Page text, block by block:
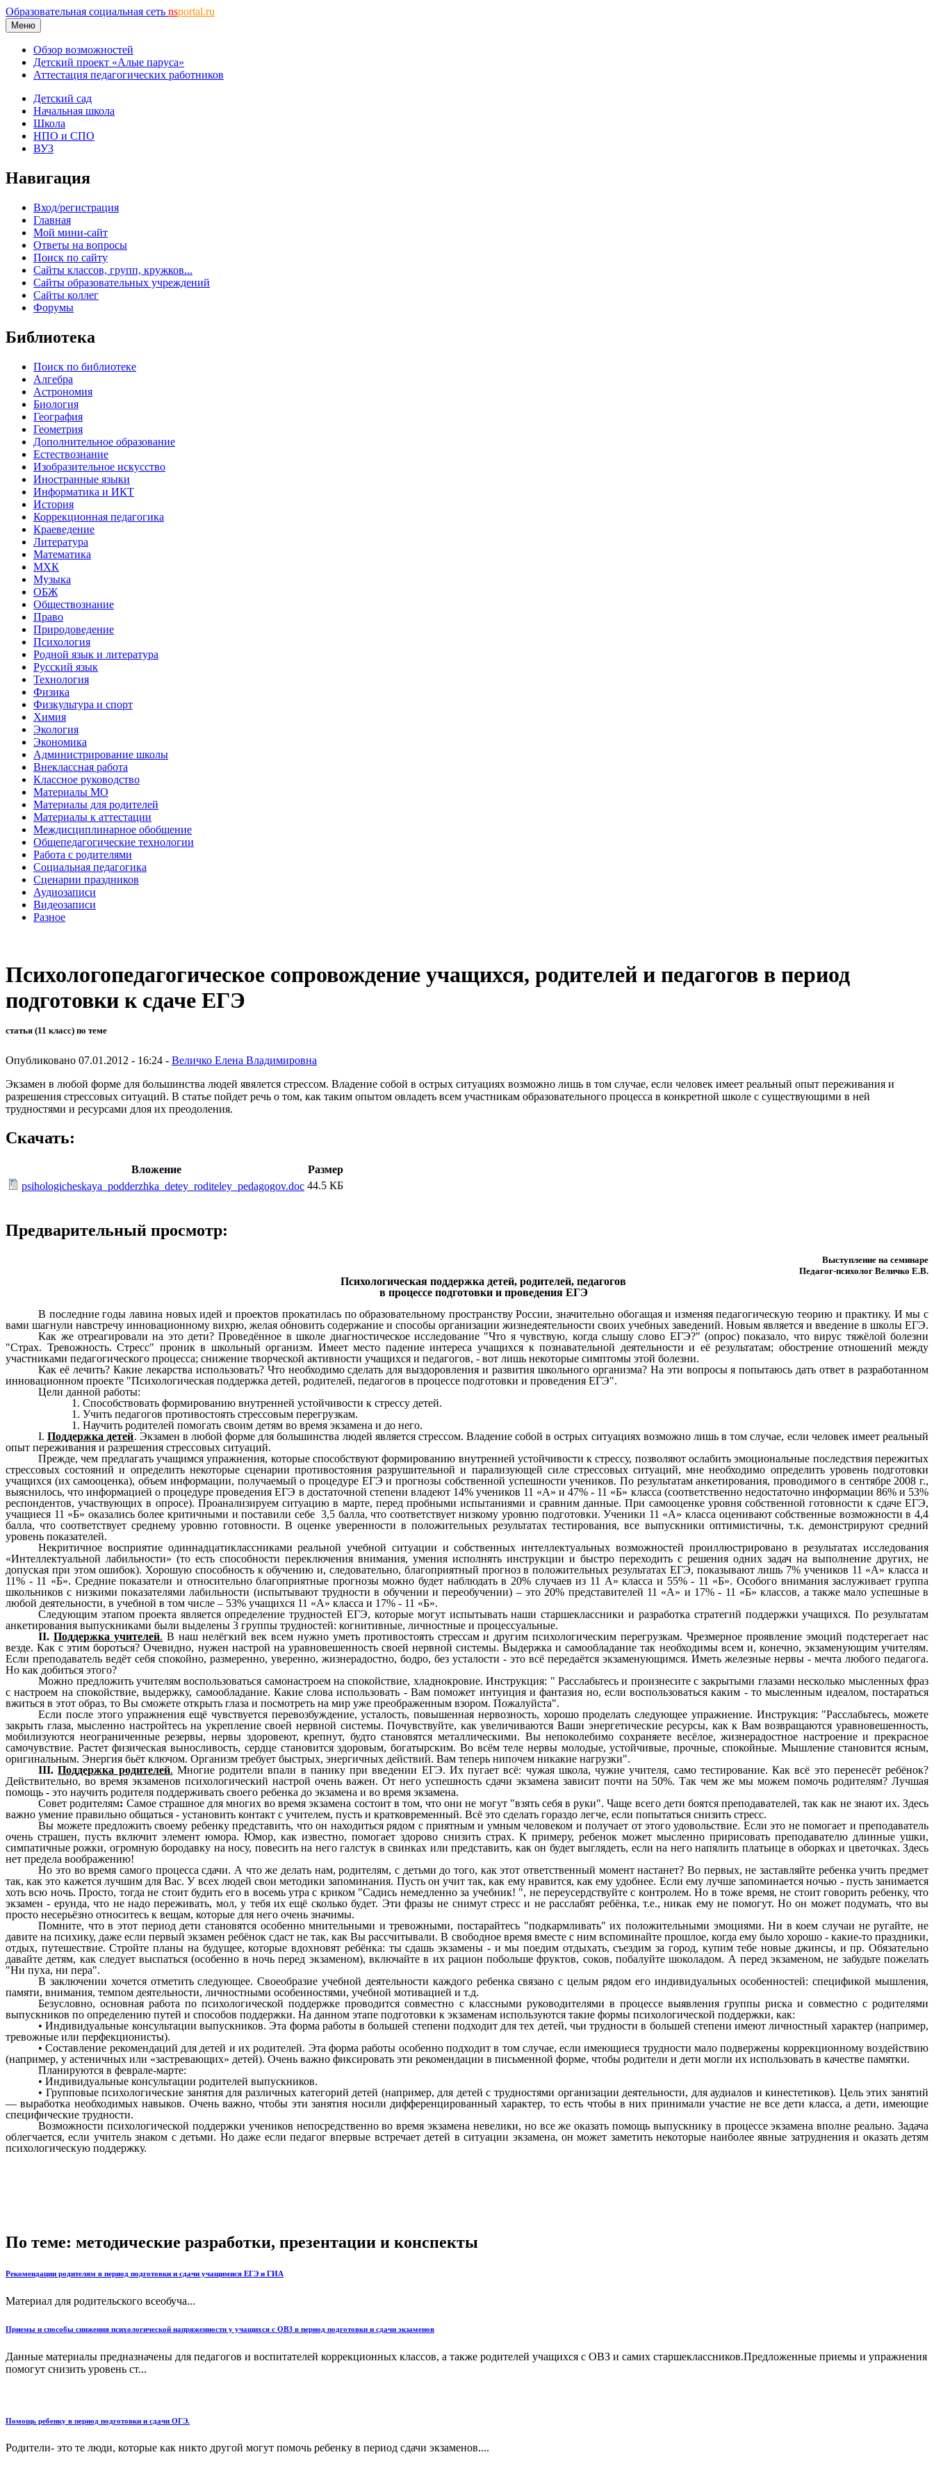
Образовательная социальная сеть nsportal.ru
Меню
Обзор возможностей
Детский проект «Алые паруса»
Аттестация педагогических работников
Детский сад
Начальная школа
Школа
НПО и СПО
ВУЗ
Навигация
Вход/регистрация
Главная
Мой мини-сайт
Ответы на вопросы
Поиск по сайту
Сайты классов, групп, кружков...
Сайты образовательных учреждений
Сайты коллег
Форумы
Библиотека
Поиск по библиотеке
Алгебра
Астрономия
Биология
География
Геометрия
Дополнительное образование
Естествознание
Изобразительное искусство
Иностранные языки
Информатика и ИКТ
История
Коррекционная педагогика
Краеведение
Литература
Математика
МХК
Музыка
ОБЖ
Обществознание
Право
Природоведение
Психология
Родной язык и литература
Русский язык
Технология
Физика
Физкультура и спорт
Химия
Экология
Экономика
Администрирование школы
Внеклассная работа
Классное руководство
Материалы МО
Материалы для родителей
Материалы к аттестации
Междисциплинарное обобщение
Общепедагогические технологии
Работа с родителями
Социальная педагогика
Сценарии праздников
Аудиозаписи
Видеозаписи
Разное
Психологопедагогическое сопровождение учащихся, родителей и педагогов в период
подготовки к сдаче ЕГЭ
статья (11 класс) по теме
Опубликовано 07.01.2012 - 16:24 - Величко Елена Владимировна
Экзамен в любой форме для большинства людей явялется стрессом. Владение собой в острых ситуациях возможно лишь в том случае, если человек имеет реальный опыт переживания и
разрешения стрессовых ситуаций. В статье пойдет речь о том, как таким опытом овладеть всем участникам образовательного процесса в конкретной школе с существующими в ней
трудностями и ресурсами длоя их преодоления.
Скачать:
Вложение
Размер
psihologicheskaya_podderzhka_detey_roditeley_pedagogov.doc 44.5 КБ
Предварительный просмотр:
Выступление на семинаре
Педагог-психолог Величко Е.В.
Психологическая поддержка детей, родителей, педагогов
в процессе подготовки и проведения ЕГЭ
В последние годы лавина новых идей и проектов прокатилась по образовательному пространству России, значительно обогащая и изменяя педагогическую теорию и практику. И мы с
вами шагнули навстречу инновационному вихрю, желая обновить содержание и способы организации жизнедеятельности своих учебных заведений. Новым является и введение в школы ЕГЭ.
Как же отреагировали на это дети? Проведённое в школе диагностическое исследование "Что я чувствую, когда слышу слово ЕГЭ?" (опрос) показало, что вирус тяжёлой болезни
"Страх. Тревожность. Стресс" проник в школьный организм. Имеет место падение интереса учащихся к познавательной деятельности и её результатам; обострение отношений между
участниками педагогического процесса; снижение творческой активности учащихся и педагогов, - вот лишь некоторые симптомы этой болезни.
Как её лечить? Какие лекарства использовать? Что необходимо сделать для выздоровления и развития школьного организма? На эти вопросы я попытаюсь дать ответ в разработанном
инновационном проекте "Психологическая поддержка детей, родителей, педагогов в процессе подготовки и проведения ЕГЭ".
Цели данной работы:
Способствовать формированию внутренней устойчивости к стрессу детей.
Учить педагогов противостоять стрессовым перегрузкам.
Научить родителей помогать своим детям во время экзамена и до него.
I.Поддержка детей. Экзамен в любой форме для большинства людей является стрессом. Владение собой в острых ситуациях возможно лишь в том случае, если человек имеет реальный
опыт переживания и разрешения стрессовых ситуаций.
Прежде, чем предлагать учащимся упражнения, которые способствуют формированию внутренней устойчивости к стрессу, позволяют ослабить эмоциональные последствия пережитых
стрессовых состояний и определить некоторые сценарии противостояния разрушительной и парализующей силе стрессовых ситуаций, мне необходимо определить уровень подготовки
учащихся (их самооценка), объем информации, получаемый о процедуре ЕГЭ и прогнозы собственной успешности учеников. По результатам анкетирования, проводимого в сентябре 2008 г.,
выяснилось, что информацией о процедуре проведения ЕГЭ в достаточной степени владеют 14% учеников 11 «А» и 47% - 11 «Б» класса (соответственно недостаточно информации 86% и 53%
респондентов, участвующих в опросе). Проанализируем ситуацию в марте, перед пробными испытаниями и сравним данные. При самооценке уровня собственной готовности к сдаче ЕГЭ,
учащиеся 11 «Б» оказались более критичными и поставили себе 3,5 балла, что соответствует низкому уровню подготовки. Ученики 11 «А» класса оценивают собственные возможности в 4,4
балла, что соответствует среднему уровню готовности. В оценке уверенности в положительных результатах тестирования, все выпускники оптимистичны, т.к. демонстрируют средний
уровень показателей.
Некритичное восприятие одиннадцатиклассниками реальной учебной ситуации и собственных интеллектуальных возможностей проиллюстрировано в результатах исследования
«Интеллектуальной лабильности» (то есть способности переключения внимания, умения исполнять инструкции и быстро переходить с решения одних задач на выполнение других, не
допуская при этом ошибок). Хорошую способность к обучению и, следовательно, благоприятный прогноз в положительных результатах ЕГЭ, показывают лишь 7% учеников 11 «А» класса и
11% - 11 «Б». Средние показатели и относительно благоприятные прогнозы можно будет наблюдать в 20% случаев из 11 А» класса и 55% - 11 «Б». Особого внимания заслуживает группа
школьников с низкими показателями лабильности (испытывают трудности в обучении и переобучении) – это 20% представителей 11 «А» и 17% - 11 «Б» классов, а также мало успешные в
любой деятельности, в учебной в том числе – 53% учащихся 11 «А» класса и 17% - 11 «Б».
Следующим этапом проекта является определение трудностей ЕГЭ, которые могут испытывать наши старшеклассники и разработка стратегий поддержки учащихся. По результатам
анкетирования выпускниками были выделены 3 группы трудностей: когнитивные, личностные и процессуальные.
II.Поддержка учителей. В наш нелёгкий век всем нужно уметь противостоять стрессам и другим психологическим перегрузкам. Чрезмерное проявление эмоций подстерегает нас
везде. Как с этим бороться? Очевидно, нужен настрой на уравновешенность своей нервной системы. Выдержка и самообладание так необходимы всем и, конечно, экзаменующим учителям.
Если преподаватель ведёт себя спокойно, размеренно, уверенно, жизнерадостно, бодро, без усталости - это всё передаётся экзаменующимся. Иметь железные нервы - мечта любого педагога.
Но как добиться этого?
Можно предложить учителям воспользоваться самонастроем на спокойствие, хладнокровие. Инструкция: " Расслабьтесь и произнесите с закрытыми глазами несколько мысленных фраз
с настроем на спокойствие, выдержку, самообладание. Какие слова использовать - Вам поможет интуиция и фантазия но, если воспользоваться каким - то мысленным идеалом, постараться
вжиться в этот образ, то Вы сможете открыть глаза и посмотреть на мир уже преображенным взором. Пожалуйста".
Если после этого упражнения ещё чувствуется перевозбуждение, усталость, повышенная нервозность, хорошо проделать следующее упражнение. Инструкция: "Расслабьтесь, можете
закрыть глаза, мысленно настройтесь на укрепление своей нервной системы. Почувствуйте, как увеличиваются Ваши энергетические ресурсы, как к Вам возвращаются уравновешенность,
мобилизуются неограниченные резервы, нервы здоровеют, крепнут, будто становятся металлическими. Вы непоколебимо сохраняете весёлое, жизнерадостное настроение и прекрасное
самочувствие. Растет физическая выносливость, сердце становится здоровым, богатырским. Во всём теле нервы молодые, устойчивые, прочные, спокойные. Мышление становится ясным,
оригинальным. Энергия бьёт ключом. Организм требует быстрых, энергичных действий. Вам теперь нипочем никакие нагрузки".
III.Поддержка родителей. Многие родители впали в панику при введении ЕГЭ. Их пугает всё: чужая школа, чужие учителя, само тестирование. Как всё это перенесёт ребёнок?
Действительно, во время экзаменов психологический настрой очень важен. От него успешность сдачи экзамена зависит почти на 50%. Так чем же мы можем помочь родителям? Лучшая
помощь - это научить родителя поддерживать своего ребенка до экзамена и во время экзамена.
Совет родителям: Самое страшное для многих во время экзамена состоит в том, что они не могут "взять себя в руки". Чаще всего дети боятся преподавателей, так как не знают их. Здесь
важно умение правильно общаться - установить контакт с учителем, пусть и кратковременный. Всё это сделать гораздо легче, если попытаться снизить стресс.
Вы можете предложить своему ребенку представить, что он находиться рядом с приятным и умным человеком и получает от этого удовольствие. Если это не помогает и преподаватель
очень страшен, пусть включит элемент юмора. Юмор, как известно, помогает здорово снизить страх. К примеру, ребенок может мысленно пририсовать преподавателю длинные ушки,
симпатичные рожки, огромную бородавку на носу, повесить на него галстук в свинках или представить, как он будет выглядеть, если на него напялить платьице в оборках и цветочках. Здесь
нет предела воображению!
Но это во время самого процесса сдачи. А что же делать нам, родителям, с детьми до того, как этот ответственный момент настанет? Во первых, не заставляйте ребенка учить предмет
так, как это кажется лучшим для Вас. У всех людей свои методики запоминания. Пусть он учит так, как ему нравится, как ему удобнее. Если ему лучше запоминается ночью - пусть занимается
хоть всю ночь. Просто, тогда не стоит будить его в восемь утра с криком "Садись немедленно за учебник! ", не переусердствуйте с контролем. Но в тоже время, не стоит говорить ребенку, что
экзамен - ерунда, что не надо переживать, мол, у тебя их ещё сколько будет. Эти фразы не снимут стресс и не расслабят ребёнка, т.е., никак ему не помогут. Но он может подумать, что вы
просто несерьёзно относитесь к вещам, которые для него очень значимы.
Помните, что в этот период дети становятся особенно мнительными и тревожными, постарайтесь "подкармливать" их положительными эмоциями. Ни в коем случаи не ругайте, не
давите на психику, даже если первый экзамен ребёнок сдаст не так, как Вы рассчитывали. В свободное время вместе с ним вспоминайте прошлое, когда ему было хорошо - какие-то праздники,
отдых, путешествие. Стройте планы на будущее, которые вдохновят ребёнка: ты сдашь экзамены - и мы поедим отдыхать, съездим за город, купим тебе новые джинсы, и пр. Обязательно
давайте детям, как следует выспаться (особенно в ночь перед экзаменом), включайте в их рацион побольше фруктов, соков, побалуйте шоколадом. А перед экзаменом, не забудьте пожелать
"Ни пуха, ни пера".
В заключении хочется отметить следующее. Своеобразие учебной деятельности каждого ребенка связано с целым рядом его индивидуальных особенностей: спецификой мышления,
памяти, внимания, темпом деятельности, личностными особенностями, учебной мотивацией и т.д.
Безусловно, основная работа по психологической поддержке проводится совместно с классными руководителями в процессе выявления группы риска и совместно с родителями
выпускников по определению путей и способов поддержки. На данном этапе подготовки к экзаменам используются такие формы психологической поддержки, как:
• Индивидуальные консультации выпускников. Эта форма работы в большей степени подходит для тех детей, чьи трудности в большей степени имеют личностный характер (например,
тревожные или перфекционисты).
• Составление рекомендаций для детей и их родителей. Эта форма работы особенно подходит в том случае, если имеющиеся трудности мало подвержены коррекционному воздействию
(например, у астеничных или «застревающих» детей). Очень важно фиксировать эти рекомендации в письменной форме, чтобы родители и дети могли их использовать в качестве памятки.
Планируются в феврале-марте:
• Индивидуальные консультации родителей выпускников.
• Групповые психологические занятия для различных категорий детей (например, для детей с трудностями организации деятельности, для аудиалов и кинестетиков). Цель этих занятий
— выработка необходимых навыков. Очень важно, чтобы эти занятия носили дифференцированный характер, то есть чтобы в них принимали участие не все дети класса, а дети, имеющие
специфические трудности.
Возможности психологической поддержки учеников непосредственно во время экзамена невелики, но все же оказать помощь выпускнику в процессе экзамена вполне реально. Задача
облегчается, если учитель знаком с детьми. Но даже если педагог впервые встречает детей в ситуации экзамена, он может заметить некоторые наиболее явные затруднения и оказать детям
психологическую поддержку.
По теме: методические разработки, презентации и конспекты
Рекомендации родителям в период подготовки и сдачи учащимися ЕГЭ и ГИА
Материал для родительского всеобуча...
Приемы и способы снижения психологической напряженности у учащихся с ОВЗ в период подготовки и сдачи экзаменов
Данные материалы предназначены для педагогов и воспитателей коррекционных классов, а также родителей учащихся с ОВЗ и самих старшеклассников.Предложенные приемы и упражнения
помогут снизить уровень ст...
Помощь ребенку в период подготовки и сдачи ОГЭ.
Родители- это те люди, которые как никто другой могут помочь ребенку в период сдачи экзаменов....